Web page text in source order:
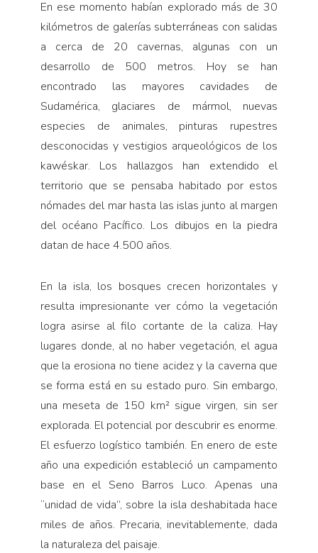
En ese momento habían explorado más de 30
kilómetros de galerías subterráneas con salidas
a cerca de 20 cavernas, algunas con un
desarrollo de 500 metros. Hoy se han
encontrado las mayores cavidades de
Sudamérica, glaciares de mármol, nuevas
especies de animales, pinturas rupestres
desconocidas y vestigios arqueológicos de los
kawéskar. Los hallazgos han extendido el
territorio que se pensaba habitado por estos
nómades del mar hasta las islas junto al margen
del océano Pacífico. Los dibujos en la piedra
datan de hace 4.500 años.
En la isla, los bosques crecen horizontales y
resulta impresionante ver cómo la vegetación
logra asirse al filo cortante de la caliza. Hay
lugares donde, al no haber vegetación, el agua
que la erosiona no tiene acidez y la caverna que
se forma está en su estado puro. Sin embargo,
una meseta de 150 km² sigue virgen, sin ser
explorada. El potencial por descubrir es enorme.
El esfuerzo logístico también. En enero de este
año una expedición estableció un campamento
base en el Seno Barros Luco. Apenas una
“unidad de vida”, sobre la isla deshabitada hace
miles de años. Precaria, inevitablemente, dada
la naturaleza del paisaje.